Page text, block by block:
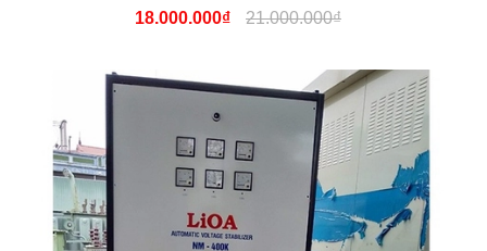
18.000.000₫ 21.000.000₫